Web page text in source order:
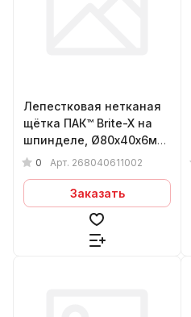
Лепестковая нетканая
щётка ПАК™ Brite-X на
шпинделе, Ø80х40х6мм,
Coarse
0 Арт. 268040611002
Заказать